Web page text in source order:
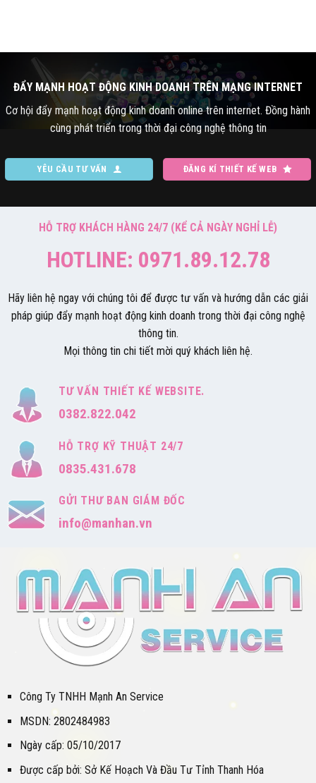
ĐẨY MẠNH HOẠT ĐỘNG KINH DOANH TRÊN MẠNG INTERNET
Cơ hội đẩy mạnh hoạt động kinh doanh online trên internet. Đồng hành
cùng phát triển trong thời đại công nghệ thông tin
YÊU CẦU TƯ VẤN ĐĂNG KÍ THIẾT KẾ WEB
HỖ TRỢ KHÁCH HÀNG 24/7 (KỂ CẢ NGÀY NGHỈ LỄ)
HOTLINE: 0971.89.12.78
Hãy liên hệ ngay với chúng tôi để được tư vấn và hướng dẫn các giải
pháp giúp đẩy mạnh hoạt động kinh doanh trong thời đại công nghệ
thông tin.
Mọi thông tin chi tiết mời quý khách liên hệ.
TƯ VẤN THIẾT KẾ WEBSITE.
0382.822.042
HỖ TRỢ KỸ THUẬT 24/7
0835.431.678
GỬI THƯ BAN GIÁM ĐỐC
info@manhan.vn
Công Ty TNHH Mạnh An Service
MSDN: 2802484983
Ngày cấp: 05/10/2017
Được cấp bởi: Sở Kế Hoạch Và Đầu Tư Tỉnh Thanh Hóa